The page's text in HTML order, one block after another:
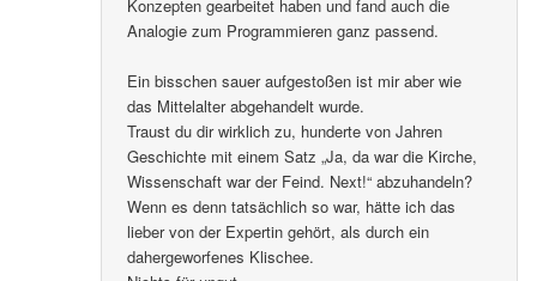
Konzepten gearbeitet haben und fand auch die
Analogie zum Programmieren ganz passend.
Ein bisschen sauer aufgestoßen ist mir aber wie
das Mittelalter abgehandelt wurde.
Traust du dir wirklich zu, hunderte von Jahren
Geschichte mit einem Satz „Ja, da war die Kirche,
Wissenschaft war der Feind. Next!“ abzuhandeln?
Wenn es denn tatsächlich so war, hätte ich das
lieber von der Expertin gehört, als durch ein
dahergeworfenes Klischee.